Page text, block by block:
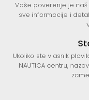
Vaše poverenje je
sve informacije i
Ukoliko ste vlasnik
NAUTICA centru,